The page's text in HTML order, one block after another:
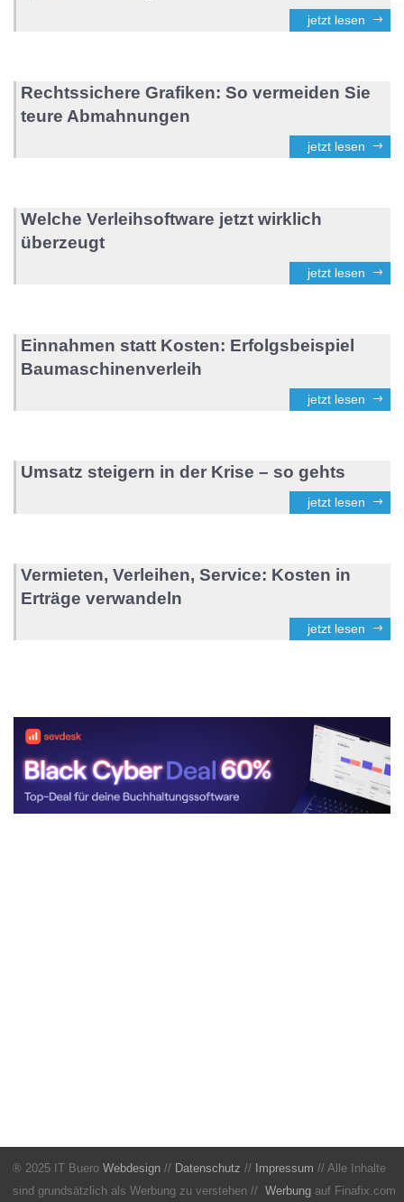
jetzt lesen
Rechtssichere Grafiken: So vermeiden Sie
teure Abmahnungen
jetzt lesen
Welche Verleihsoftware jetzt wirklich
überzeugt
jetzt lesen
Einnahmen statt Kosten: Erfolgsbeispiel
Baumaschinenverleih
jetzt lesen
Umsatz steigern in der Krise – so gehts
jetzt lesen
Vermieten, Verleihen, Service: Kosten in
Erträge verwandeln
jetzt lesen
® 2025 IT Buero Webdesign // Datenschutz // Impressum // Alle Inhalte
sind grundsätzlich als Werbung zu verstehen // Werbung auf Finafix.com